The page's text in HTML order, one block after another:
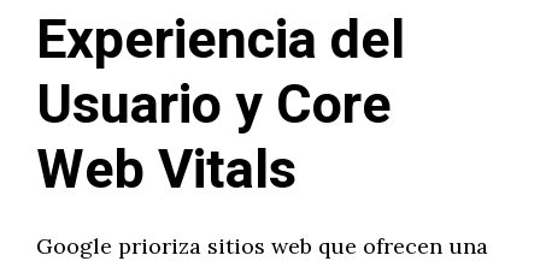
Experiencia del
Usuario y Core
Web Vitals
Google prioriza sitios web que ofrecen una